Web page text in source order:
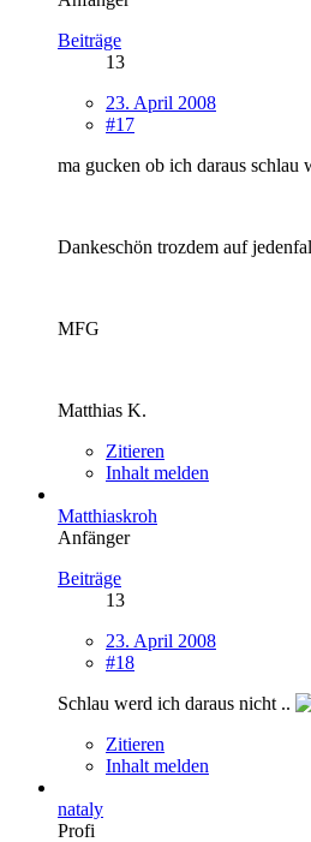
Beiträge
13
23. April 2008
#17
ma gucken ob ich daraus schlau
Dankeschön trozdem auf
MFG
Matthias K.
Zitieren
Inhalt melden
Matthiaskroh
Anfänger
Beiträge
13
23. April 2008
#18
Schlau werd ich daraus nicht ..
Zitieren
Inhalt melden
nataly
Profi